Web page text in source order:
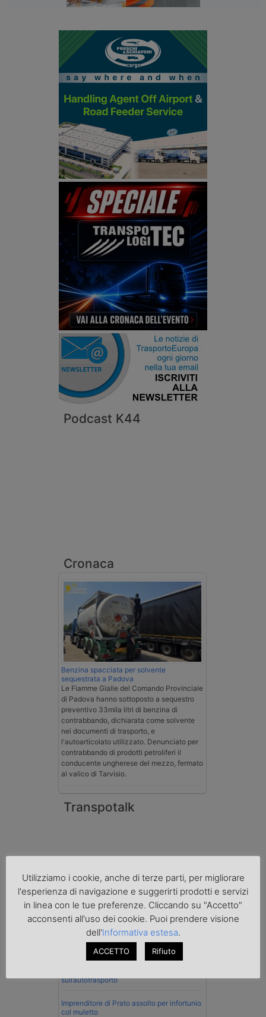
Podcast K44
Cronaca
Benzina spacciata per solvente
sequestrata a Padova
Le Fiamme Gialle del Comando Provinciale
di Padova hanno sottoposto a sequestro
preventivo 33mila litri di benzina di
contrabbando, dichiarata come solvente
nei documenti di trasporto, e
l'autoarticolato utilizzato. Denunciato per
contrabbando di prodotti petroliferi il
conducente ungherese del mezzo, fermato
al valico di Tarvisio.
Transpotalk
Normativa
sull’autotrasporto
Imprenditore di Prato assolto per infortunio
col muletto
Utilizziamo i cookie, anche di terze parti, per migliorare
l'esperienza di navigazione e suggerirti prodotti e servizi
in linea con le tue preferenze. Cliccando su "Accetto"
acconsenti all'uso dei cookie. Puoi prendere visione
dell'Informativa estesa.
ACCETTO Rifiuto